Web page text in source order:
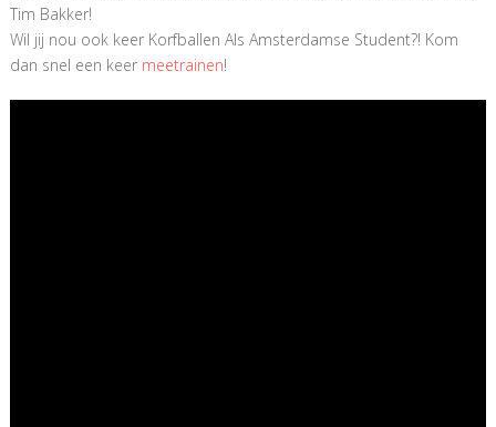
Tim Bakker!
Wil jij nou ook keer Korfballen Als Amsterdamse Student?! Kom
dan snel een keer meetrainen!